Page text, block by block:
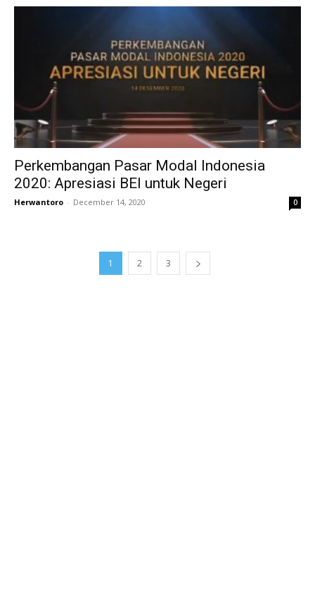
Perkembangan Pasar Modal Indonesia
2020: Apresiasi BEI untuk Negeri
Herwantoro - December 14, 2020 0
1 2 3